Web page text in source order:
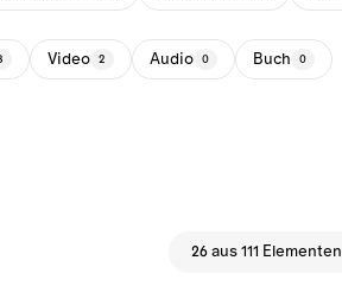
Video 2 Audio 0 Buch 0
26 aus 111 Elementen